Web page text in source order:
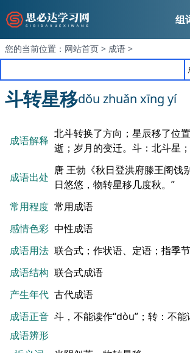
组
您的当前位置： 网站首页 > 成语 >
斗转星移dǒu zhuǎn xīng yí
成语解释
北斗转换了方向；星辰移了位
逝；岁月的变迁。斗：北斗星；
成语出处
唐 王勃《秋日登洪府滕王阁饯
日悠悠，物转星移几度秋。”
常用程度 常用成语
感情色彩 中性成语
成语用法 联合式；作状语、定语；指季
成语结构 联合式成语
产生年代 古代成语
成语正音 斗，不能读作“dòu”；转：不能
成语辨形